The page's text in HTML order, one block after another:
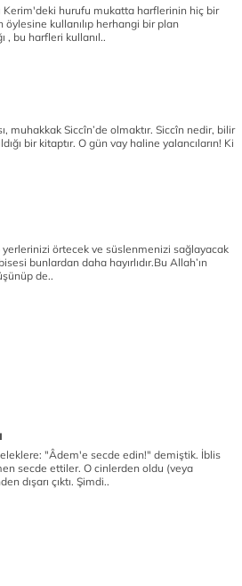
Kerim'deki hurufu mukatta harflerinin hiç bir
öylesine kullanılıp herhangi bir plan
, bu harfleri kullanıl..
muhakkak Siccîn’de olmaktır. Siccîn nedir, bilir
bir kitaptır. O gün vay haline yalancıların! Ki
örtecek ve süslenmenizi sağlayacak
bunlardan daha hayırlıdır.Bu Allah’ın
de..
"Âdem'e secde edin!" demiştik. İblis
secde ettiler. O cinlerden oldu (veya
dışarı çıktı. Şimdi..